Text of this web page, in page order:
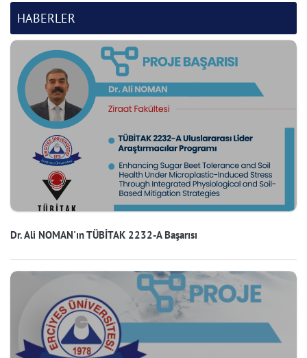
HABERLER
Dr. Ali NOMAN'ın TÜBİTAK 2232-A Başarısı